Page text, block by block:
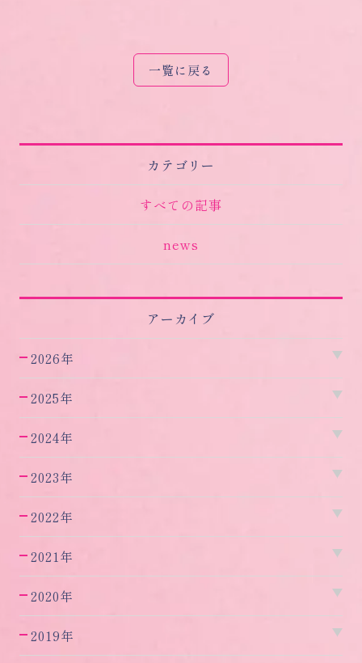
カテゴリー
すべての記事
news
アーカイブ
2026年
2025年
2024年
2023年
2022年
2021年
2020年
2019年
一覧に戻る